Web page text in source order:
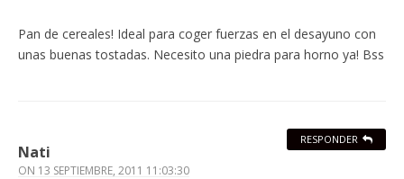
Pan de cereales! Ideal para coger fuerzas en el desayuno con
unas buenas tostadas. Necesito una piedra para horno ya! Bss
Nati
ON 13 SEPTIEMBRE, 2011 11:03:30
RESPONDER